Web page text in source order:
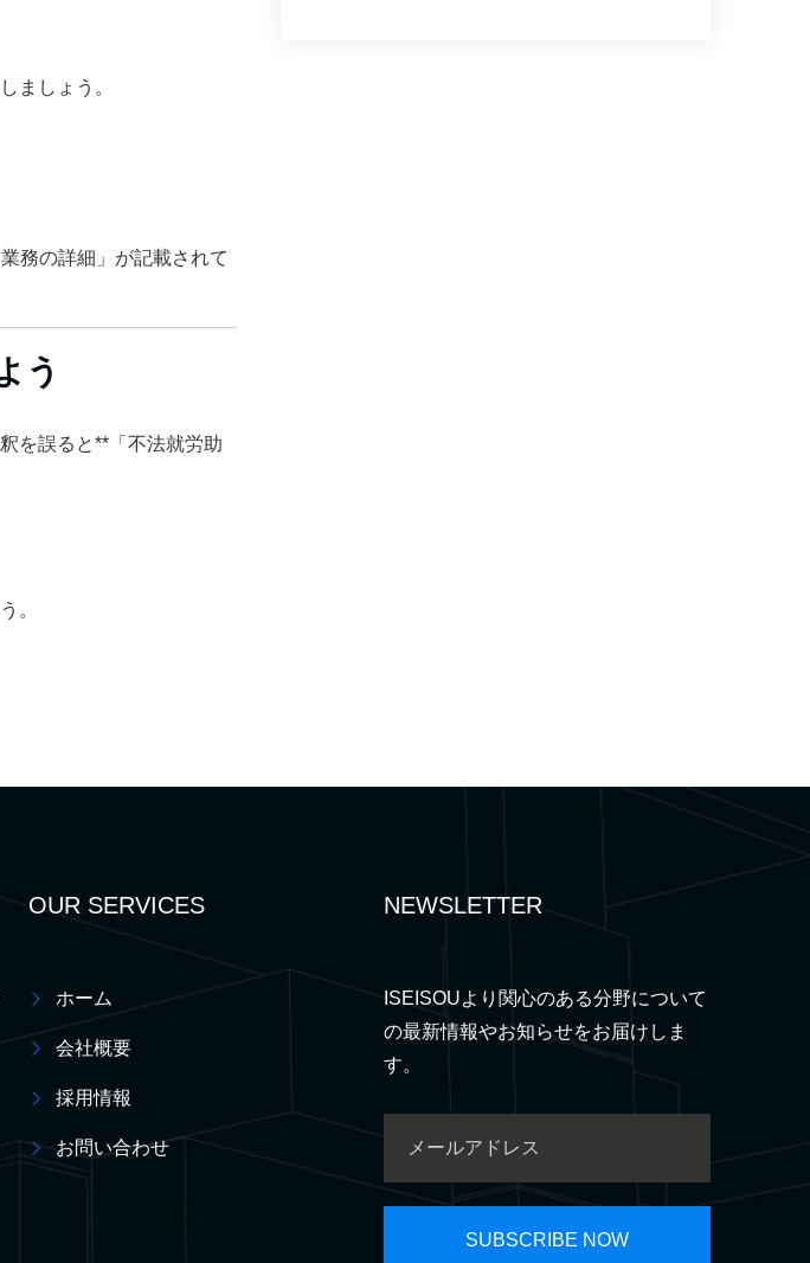
ましょう。
務の詳細」が記載されて
う
を誤ると**「不法就労助
。
OUR SERVICES
ホーム
会社概要
採用情報
お問い合わせ
NEWSLETTER
ISEISOUより関心のある分野について
の最新情報やお知らせをお届けしま
す。